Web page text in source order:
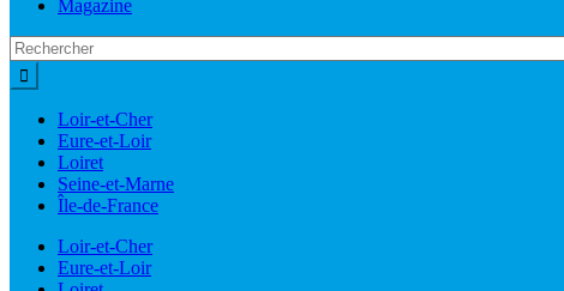
Magazine
Loir-et-Cher
Eure-et-Loir
Loiret
Seine-et-Marne
Île-de-France
Loir-et-Cher
Eure-et-Loir